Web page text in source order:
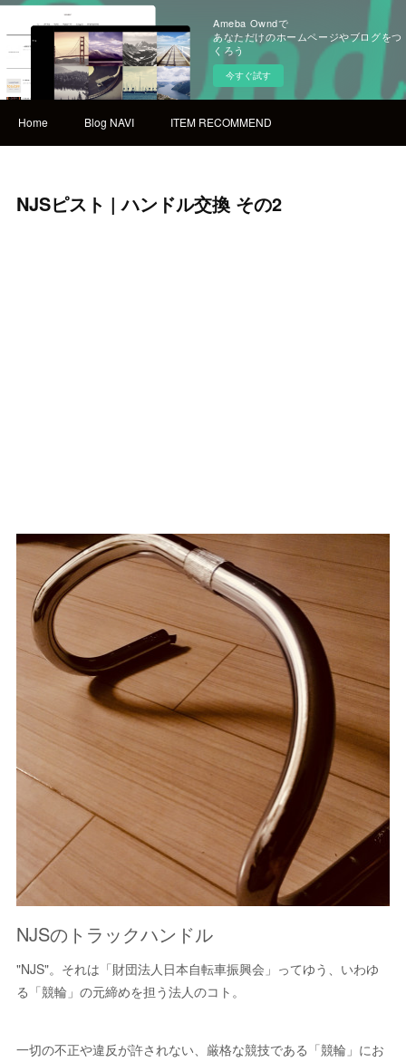
Ameba Owndで
あなただけのホームページやブログをつ
くろう
今すぐ試す
Home Blog NAVI ITEM RECOMMEND
NJSピスト | ハンドル交換 その2
NJSのトラックハンドル
"NJS"。それは「財団法人日本自転車振興会」ってゆう、いわゆ
る「競輪」の元締めを担う法人のコト。
一切の不正や違反が許されない、厳格な競技である「競輪」にお